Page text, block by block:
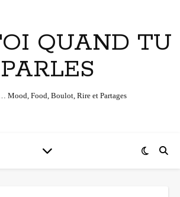
QUAND TU
PARLES
Mood, Food, Boulot, Rire et Partages